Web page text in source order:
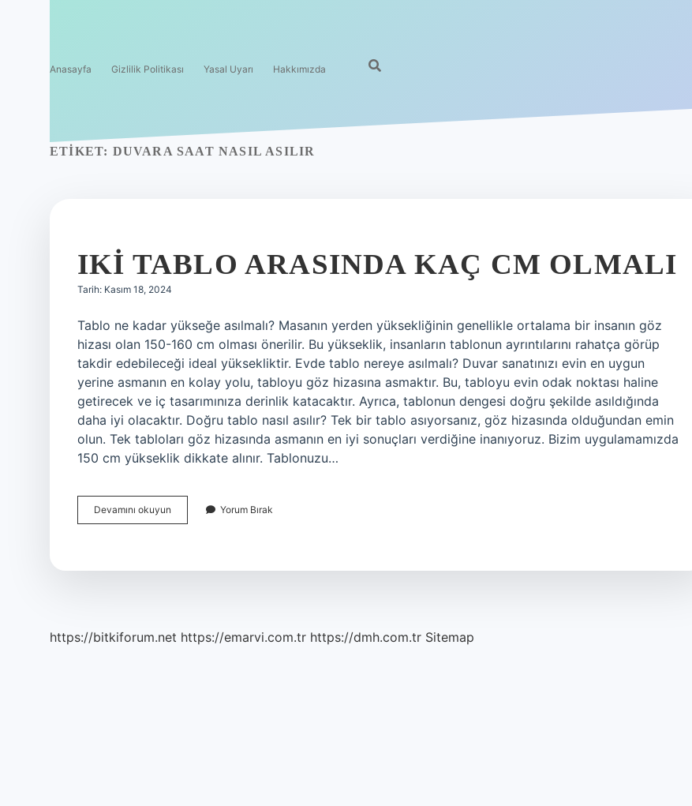
Anasayfa Gizlilik Politikası Yasal Uyarı Hakkımızda
ETIKET: DUVARA SAAT NASIL ASILIR
IKI TABLO ARASINDA KAÇ CM OLMALI
Tarih: Kasım 18, 2024
Tablo ne kadar yükseğe asılmalı? Masanın yerden yüksekliğinin genellikle ortalama bir insanın göz
hizası olan 150-160 cm olması önerilir. Bu yükseklik, insanların tablonun ayrıntılarını rahatça görüp
takdir edebileceği ideal yüksekliktir. Evde tablo nereye asılmalı? Duvar sanatınızı evin en uygun
yerine asmanın en kolay yolu, tabloyu göz hizasına asmaktır. Bu, tabloyu evin odak noktası haline
getirecek ve iç tasarımınıza derinlik katacaktır. Ayrıca, tablonun dengesi doğru şekilde asıldığında
daha iyi olacaktır. Doğru tablo nasıl asılır? Tek bir tablo asıyorsanız, göz hizasında olduğundan emin
olun. Tek tabloları göz hizasında asmanın en iyi sonuçları verdiğine inanıyoruz. Bizim uygulamamızda
150 cm yükseklik dikkate alınır. Tablonuzu…
Devamını okuyun
Tablo
Yorum Bırak
https://bitkiforum.net https://emarvi.com.tr https://dmh.com.tr Sitemap